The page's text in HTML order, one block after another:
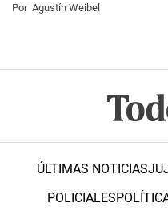
Por Agustín Weibel
ÚLTIMAS NOTICIAS
POLICIALES